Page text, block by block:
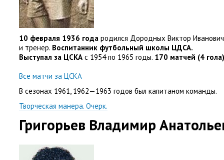
10 февраля 1936 года родился Дородных Виктор
и тренер. Воспитанник футбольный школы ЦДСА.
Выступал за ЦСКА с 1954 по 1965 годы. 170 матчей (4
Все матчи за ЦСКА
В сезонах 1961, 1962—1963 годов был капитаном команды.
Творческая манера. Очерк.
Григорьев Владимир